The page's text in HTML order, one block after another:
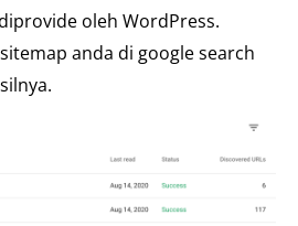
oleh WordPress.
anda di google search